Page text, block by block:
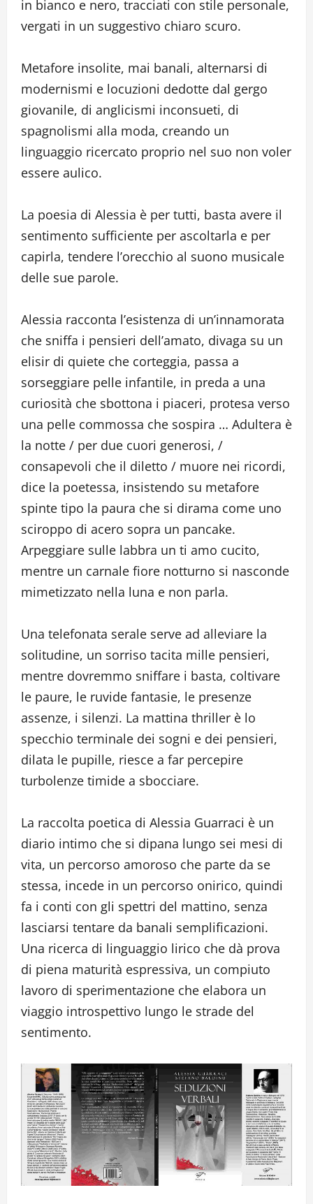
in bianco e nero, tracciati con stile personale,
vergati in un suggestivo chiaro scuro.
Metafore insolite, mai banali, alternarsi di
modernismi e locuzioni dedotte dal gergo
giovanile, di anglicismi inconsueti, di
spagnolismi alla moda, creando un
linguaggio ricercato proprio nel suo non voler
essere aulico.
La poesia di Alessia è per tutti, basta avere il
sentimento sufficiente per ascoltarla e per
capirla, tendere l’orecchio al suono musicale
delle sue parole.
Alessia racconta l’esistenza di un’innamorata
che sniffa i pensieri dell’amato, divaga su un
elisir di quiete che corteggia, passa a
sorseggiare pelle infantile, in preda a una
curiosità che sbottona i piaceri, protesa verso
una pelle commossa che sospira … Adultera è
la notte / per due cuori generosi, /
consapevoli che il diletto / muore nei ricordi,
dice la poetessa, insistendo su metafore
spinte tipo la paura che si dirama come uno
sciroppo di acero sopra un pancake.
Arpeggiare sulle labbra un ti amo cucito,
mentre un carnale fiore notturno si nasconde
mimetizzato nella luna e non parla.
Una telefonata serale serve ad alleviare la
solitudine, un sorriso tacita mille pensieri,
mentre dovremmo sniffare i basta, coltivare
le paure, le ruvide fantasie, le presenze
assenze, i silenzi. La mattina thriller è lo
specchio terminale dei sogni e dei pensieri,
dilata le pupille, riesce a far percepire
turbolenze timide a sbocciare.
La raccolta poetica di Alessia Guarraci è un
diario intimo che si dipana lungo sei mesi di
vita, un percorso amoroso che parte da se
stessa, incede in un percorso onirico, quindi
fa i conti con gli spettri del mattino, senza
lasciarsi tentare da banali semplificazioni.
Una ricerca di linguaggio lirico che dà prova
di piena maturità espressiva, un compiuto
lavoro di sperimentazione che elabora un
viaggio introspettivo lungo le strade del
sentimento.